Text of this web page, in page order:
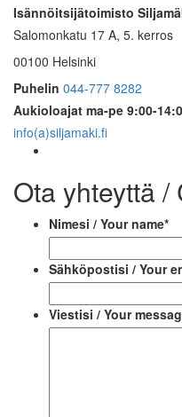
Isännöitsijätoimisto
Salomonkatu 17 A, 5. kerros
00100 Helsinki
Puhelin 044-777 8282
Aukioloajat ma-pe 9:00-
info(a)siljamaki.fi
Ota yhteyttä /
Nimesi / Your name*
Sähköpostisi / Your
Viestisi / Your